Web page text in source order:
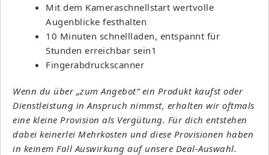
Mit dem Kameraschnellstart wertvolle
Augenblicke festhalten
10 Minuten schnellladen, entspannt für
Stunden erreichbar sein1
Fingerabdruckscanner
Wenn du über „zum Angebot“ ein Produkt kaufst oder
Dienstleistung in Anspruch nimmst, erhalten wir oftmals
eine kleine Provision als Vergütung. Für dich entstehen
dabei keinerlei Mehrkosten und diese Provisionen haben
in keinem Fall Auswirkung auf unsere Deal-Auswahl.